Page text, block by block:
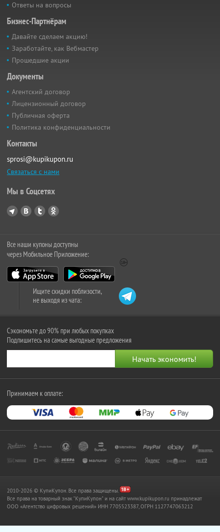
Ответы на вопросы
Бизнес-Партнёрам
Давайте сделаем акцию!
Заработайте, как Вебмастер
Прошедшие акции
Документы
Агентский договор
Лицензионный договор
Публичная оферта
Политика конфиденциальности
Контакты
sprosi@kupikupon.ru
Связаться с нами
Мы в Соцсетях
Все наши купоны доступны
через Мобильное Приложение:
Ищите скидки поблизости,
не выходя из чата:
Сэкономьте до 90% при любых покупках
Подпишитесь на самые выгодные предложения
Принимаем к оплате:
2010-2026 © КупиКупон. Все права защищены.
Все права на товарный знак "КупиКупон" и на сайт www.kupikupon.ru принадлежат
OOO «Агентство цифровых решений» ИНН 7705523387, ОГРН 1127747063212